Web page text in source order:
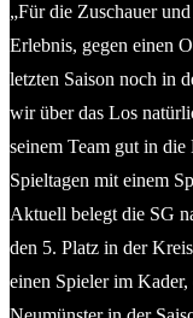
„Für die Zuschauer
Erlebnis, gegen einen
letzten Saison noch in
wir über das Los
seinem Team gut in
Spieltagen mit einem
Aktuell belegt die SG
den 5. Platz in der
einen Spieler im